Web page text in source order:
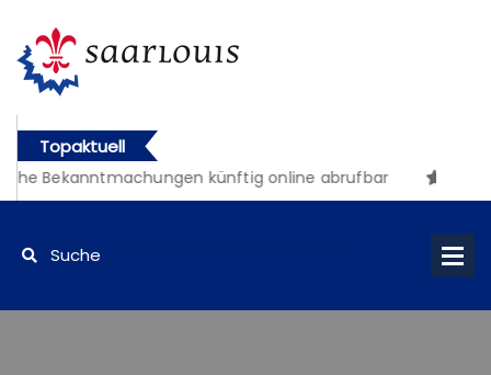
Topaktuell
Bekanntmachungen künftig online abrufbar